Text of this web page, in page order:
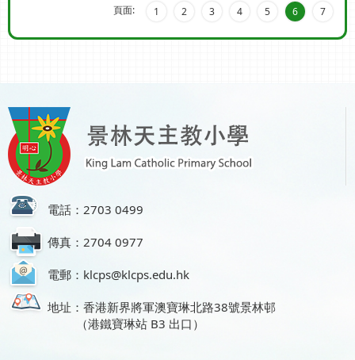
頁面: 1 2 3 4 5 6 7
電話：2703 0499
傳真：2704 0977
電郵：klcps@klcps.edu.hk
地址：香港新界將軍澳寶琳北路38號景林邨
（港鐵寶琳站 B3 出口）